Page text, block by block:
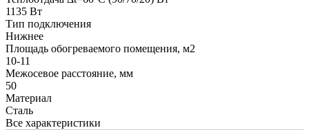
1135 Вт
Тип подключения
Нижнее
Площадь обогреваемого помещения, м2
10-11
Межосевое расстояние, мм
50
Материал
Сталь
Все характеристики